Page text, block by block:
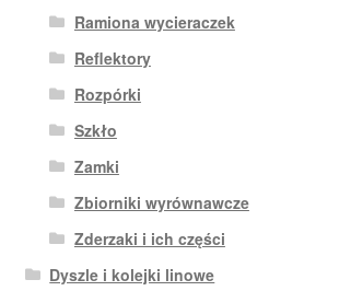
Ramiona wycieraczek
Reflektory
Rozpórki
Szkło
Zamki
Zbiorniki wyrównawcze
Zderzaki i ich części
Dyszle i kolejki linowe